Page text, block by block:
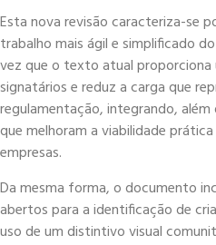
Esta nova revisão caracteriza-se
trabalho mais ágil e simplificado
vez que o texto atual proporciona
signatários e reduz a carga que
regulamentação, integrando,
que melhoram a viabilidade
empresas.
Da mesma forma, o documento
abertos para a identificação de
uso de um distintivo visual